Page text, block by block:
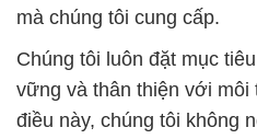
mà chúng tôi cung cấp.
Chúng tôi luôn đặt mục
vững và thân thiện với
điều này, chúng tôi không